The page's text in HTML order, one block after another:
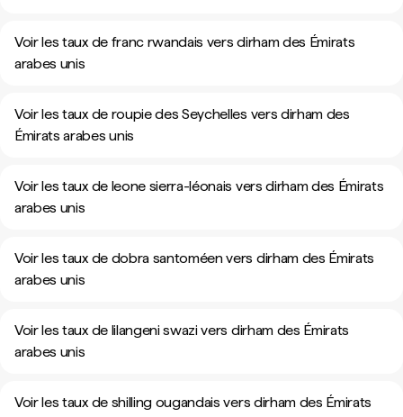
Voir les taux de franc rwandais vers dirham des Émirats
arabes unis
Voir les taux de roupie des Seychelles vers dirham des
Émirats arabes unis
Voir les taux de leone sierra-léonais vers dirham des Émirats
arabes unis
Voir les taux de dobra santoméen vers dirham des Émirats
arabes unis
Voir les taux de lilangeni swazi vers dirham des Émirats
arabes unis
Voir les taux de shilling ougandais vers dirham des Émirats